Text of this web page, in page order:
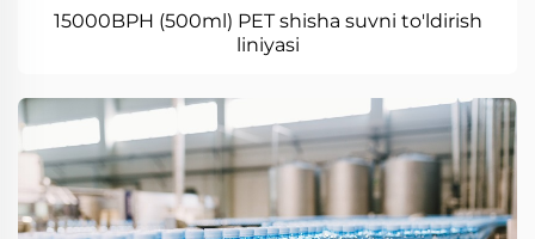
15000BPH (500ml) PET shisha suvni to'ldirish
liniyasi